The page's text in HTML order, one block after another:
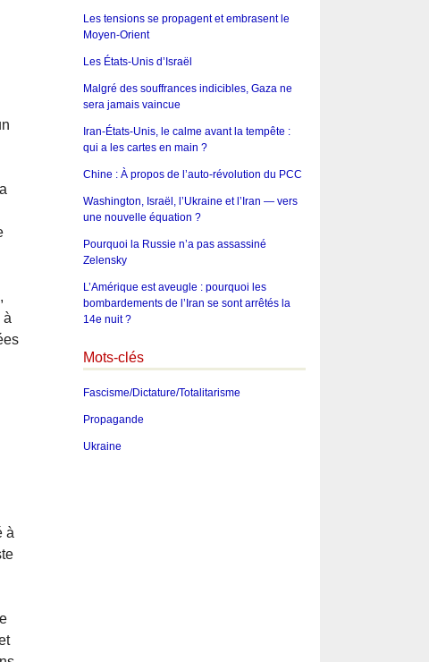
à
à
Les tensions se propagent et embrasent le
Moyen-Orient
Les États-Unis d’Israël
Malgré des souffrances indicibles, Gaza ne
sera jamais vaincue
Iran-États-Unis, le calme avant la tempête :
qui a les cartes en main ?
Chine : À propos de l’auto-révolution du PCC
Washington, Israël, l’Ukraine et l’Iran — vers
une nouvelle équation ?
Pourquoi la Russie n’a pas assassiné
Zelensky
L’Amérique est aveugle : pourquoi les
bombardements de l’Iran se sont arrêtés la
14e nuit ?
Mots-clés
Fascisme/Dictature/Totalitarisme
Propagande
Ukraine